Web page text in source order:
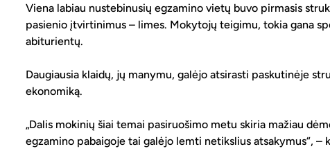
Viena labiau nustebinusių egzamino vietų buvo pirmasis
pasienio įtvirtinimus – limes. Mokytojų teigimu, tokia gana
abiturientų.
Daugiausia klaidų, jų manymu, galėjo atsirasti paskutinėje
ekonomiką.
„Dalis mokinių šiai temai pasiruošimo metu skiria mažiau
egzamino pabaigoje tai galėjo lemti netikslius atsakymus“, –